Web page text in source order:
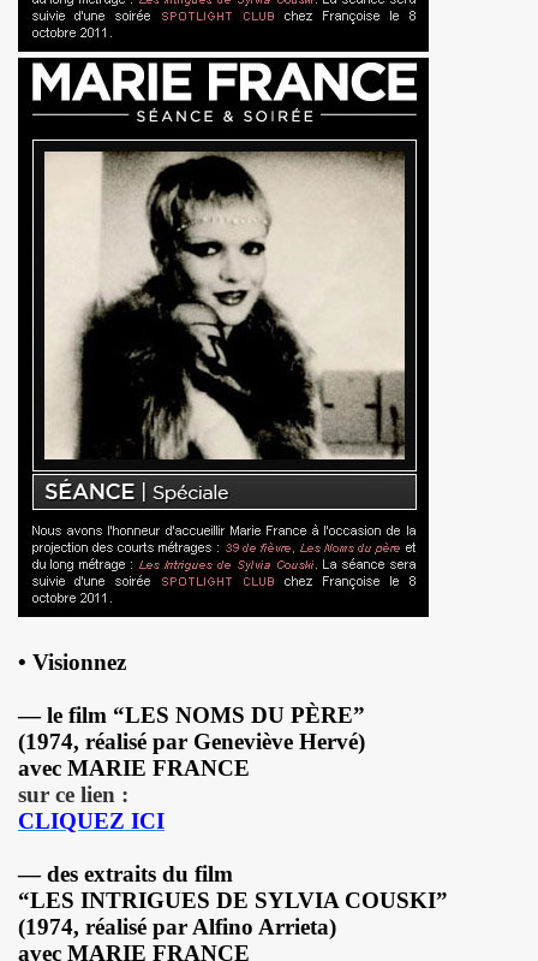
• Visionnez
—le film “LES NOMS DU PÈRE”
(1974, réalisé par Geneviève Hervé)
avec MARIE FRANCE
sur ce lien :
CLIQUEZ ICI
—des extraits du film
“LES INTRIGUES DE SYLVIA COUSKI”
(1974, réalisé par Alfino Arrieta)
avec MARIE FRANCE
"AJASPHERE vol. II" le 6 septembre 2024 a la
belle") et LEONARD LASRY ("Le grand danger de
"AJASPHERE VOL. II" les 6 et 27 avril 2024 + le 5 juin
Z. KAN : chronique par PATRICK EUDELINE dans
Jean Nakache, Jerome Lambert, Patrice Brochery et
de la raya" (2024) : chronique detaillee.
en 1996 de l album "MARIE FRANCE" (paru en 1997)
par la journaliste ALIAS dans "Presto".
BIJOU (Vincent Palmer, Philippe Dauga, Dynamite Yan,
du "Aseptise Tour") + IZAE, le 6 juin 2024 au Casino
le 9 mars 2024 a la Boule noire (Paris) : compte
expo "Douce France, des musiques de l'exil aux
Paris (Liege) : dossier de presentation.
(hiver 2024) pour l album "LA NUIT QUI VIENT
(2023) : chronique detaillee de ses dix albums studio et
AMORES : chronique detaillee.
ET PAUL SIMONON), concert et album "CAN WE DO